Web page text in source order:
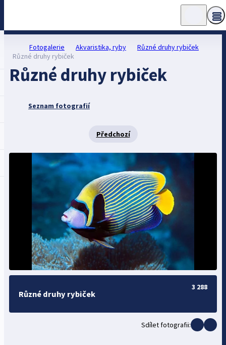
Fotogalerie Akvaristika, ryby
Různé druhy rybiček
Různé druhy rybiček
Různé druhy rybiček
Seznam fotografií
Předchozí
Různé druhy rybiček
3 288
Sdílet fotografii: